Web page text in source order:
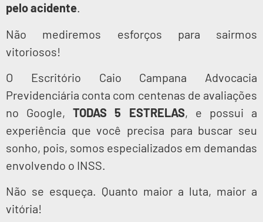
pelo acidente.
Não mediremos esforços para sairmos
vitoriosos!
O Escritório Caio Campana Advocacia
Previdenciária conta com centenas de avaliações
no Google,TODAS 5 ESTRELAS, e possui a
experiência que você precisa para buscar seu
sonho, pois, somos especializados em demandas
envolvendo o INSS.
Não se esqueça. Quanto maior a luta, maior a
vitória!